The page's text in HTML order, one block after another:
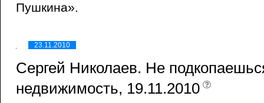
Пушкина».
23.11.2010
Сергей Николаев. Не
недвижимость, 19.11.2010